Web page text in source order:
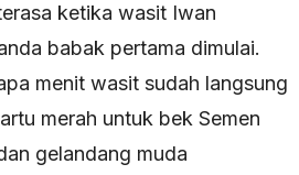
ketika wasit Iwan
babak pertama dimulai.
menit wasit sudah langsung
merah untuk bek Semen
gelandang muda